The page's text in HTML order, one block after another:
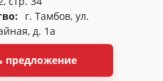
г. Тамбов, ул.
д. 1а
предложение